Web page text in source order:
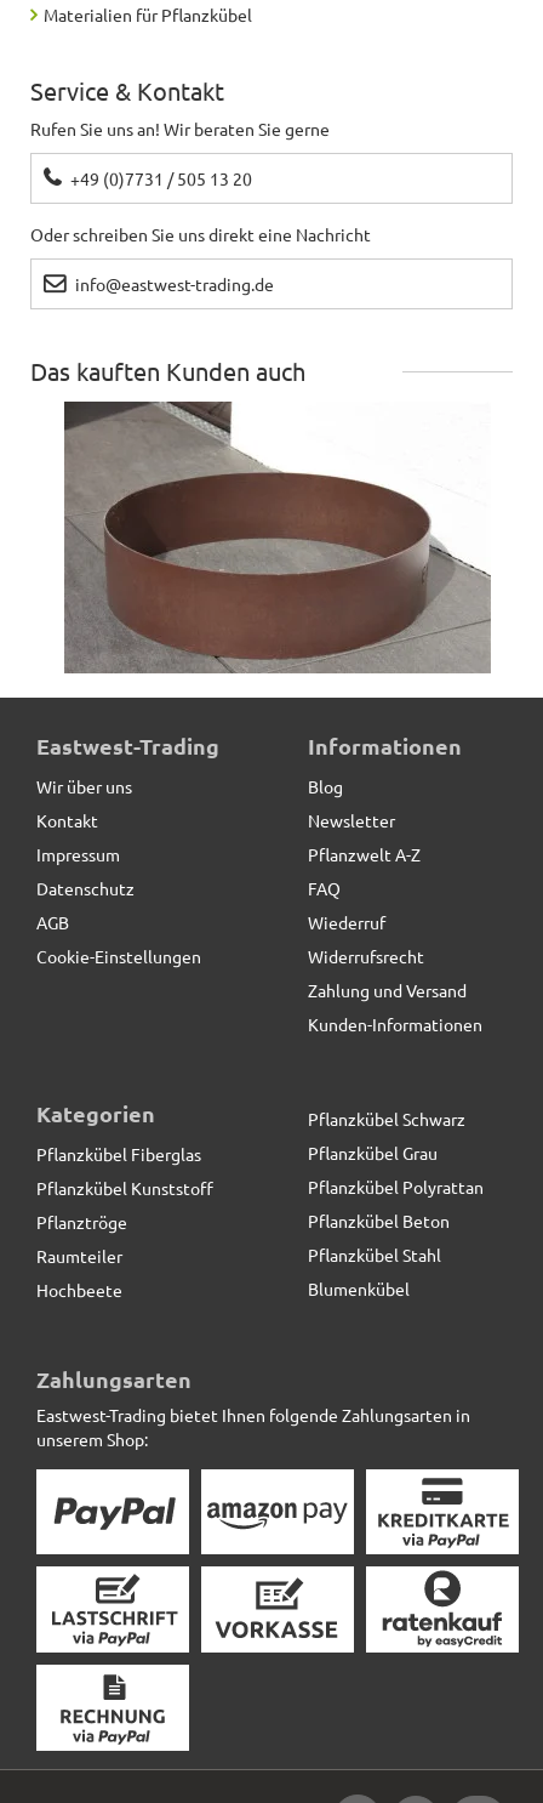
Materialien für Pflanzkübel
Service & Kontakt
Rufen Sie uns an! Wir beraten Sie gerne
+49 (0)7731 / 505 13 20
Oder schreiben Sie uns direkt eine Nachricht
info@eastwest-trading.de
Das kauften Kunden auch
Standteile / Sockel aus Cortenstahl
12,90 € *
Eastwest-Trading
Wir über uns
Kontakt
Impressum
Datenschutz
AGB
Cookie-Einstellungen
Informationen
Blog
Newsletter
Pflanzwelt A-Z
FAQ
Wiederruf
Widerrufsrecht
Zahlung und Versand
Kunden-Informationen
Kategorien
Pflanzkübel Fiberglas
Pflanzkübel Kunststoff
Pflanztröge
Raumteiler
Hochbeete
Pflanzkübel Schwarz
Pflanzkübel Grau
Pflanzkübel Polyrattan
Pflanzkübel Beton
Pflanzkübel Stahl
Blumenkübel
Zahlungsarten
Eastwest-Trading bietet Ihnen folgende Zahlungsarten in
unserem Shop: